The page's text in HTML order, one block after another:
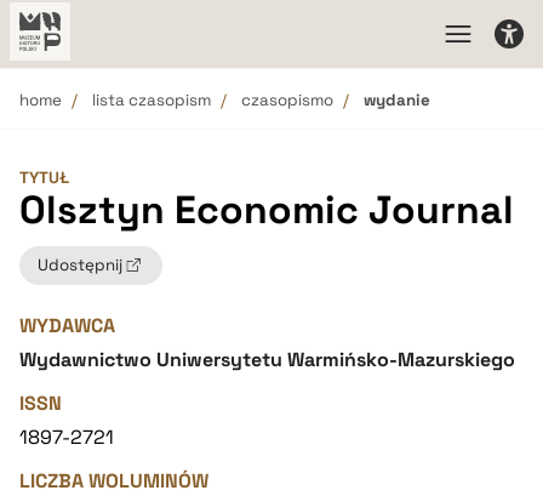
home lista czasopism czasopismo wydanie
TYTUŁ
Olsztyn Economic Journal
Udostępnij
WYDAWCA
Wydawnictwo Uniwersytetu Warmińsko-Mazurskiego
ISSN
1897-2721
LICZBA WOLUMINÓW